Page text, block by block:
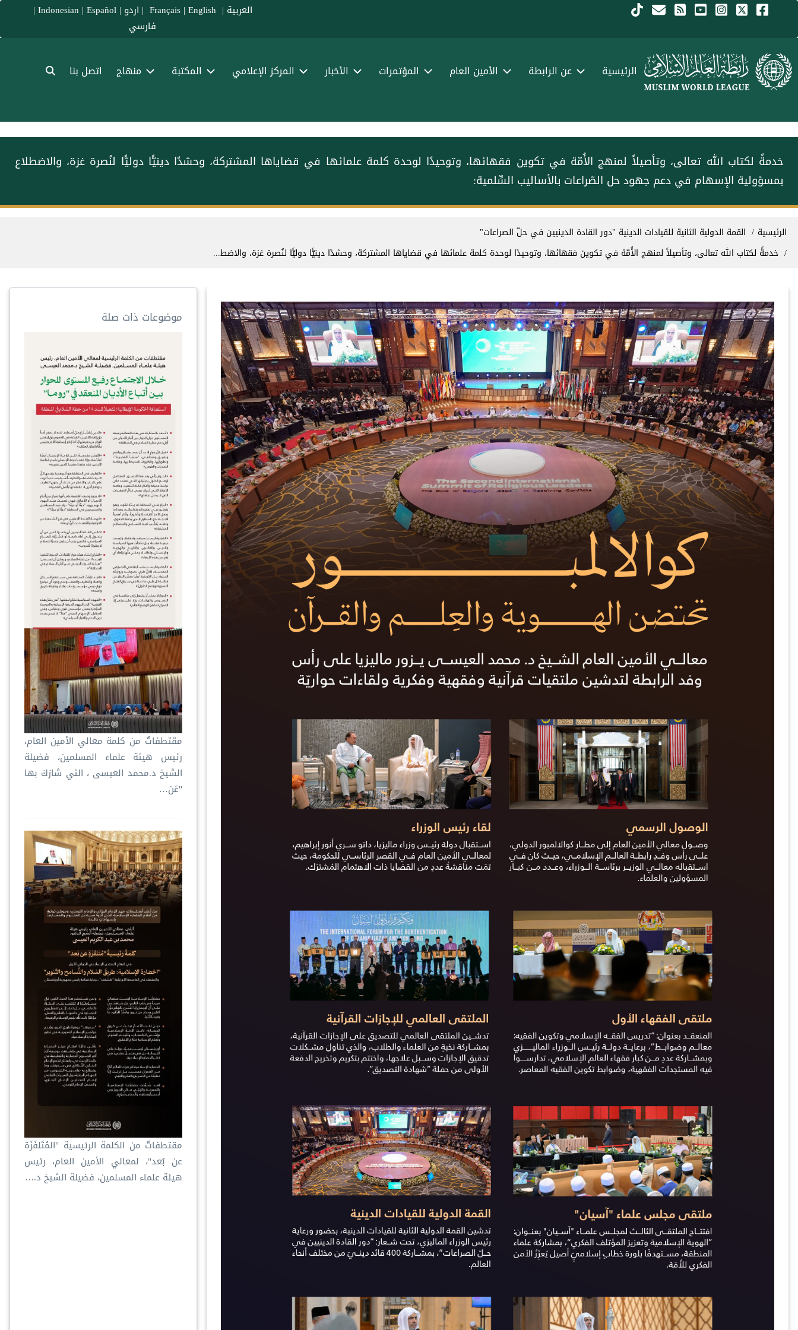
تجاوز إلى المحتوى الرئيسي العربية |
Français
| English
| اردو |
Indonesian | Español
|
فارسي
Menu Arabic الرئيسية عن الرابطة الأمين العام المؤتمرات الأخبار المركز الإعلامي المكتبة منهاج اتصل بنا
‏خدمةً لكتاب الله تعالى، وتأصيلاً لمنهج الأُمّة في تكوين فقهائها، وتوحيدًا لوحدة كلمة علمائها في قضاياها المشتركة، وحشدًا دينيًّا دوليًّا لنُصرة ⁧‫غزة‬⁩، والاضطلاع
بمسؤولية الإسهام في دعم جهود حل الصّراعات بالأساليب السِّلمية:
مسار التنقل
الرئيسية
القمة الدولية الثانية للقيادات الدينية "دور القادة الدينيين في حلّ الصراعات"
‏خدمةً لكتاب الله تعالى، وتأصيلاً لمنهج الأُمّة في تكوين فقهائها، وتوحيدًا لوحدة كلمة علمائها في قضاياها المشتركة، وحشدًا دينيًّا دوليًّا لنُصرة ⁧‫غزة‬⁩، والاضط...
موضوعات ذات صلة
مقتطفاتٌ من كلمة معالي الأمين العام،
رئيس هيئة علماء المسلمين، فضيلة
الشيخ د.⁧‫محمد العيسى‬⁩ ‬⁩، التي شارَكَ بها
"عَن…
‏مقتطفاتٌ من الكلمة الرئيسية "المُتَلفَزَة
عن بُعد"، لمعالي الأمين العام، رئيس
هيئة علماء المسلمين، فضيلة الشيخ د.⁧‫…